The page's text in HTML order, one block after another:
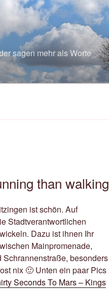
sagen mehr als Worte
than walking
ist schön. Auf
Stadtverantwortlichen
Dazu ist ihnen Ihr
Mainpromenade,
besonders
nix 🙂 Unten ein paar Pics
Seconds To Mars – Kings